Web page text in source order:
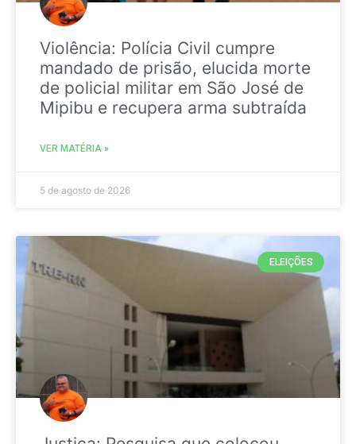
Violência: Polícia Civil cumpre
mandado de prisão, elucida morte
de policial militar em São José de
Mipibu e recupera arma subtraída
VER MATÉRIA »
5 de agosto de 2026
ELEIÇÕES